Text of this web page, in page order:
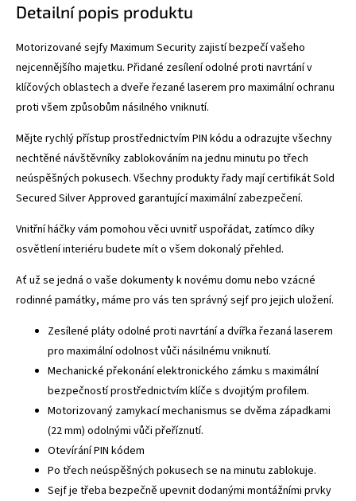
Detailní popis produktu
Motorizované sejfy Maximum Security zajistí bezpečí vašeho
nejcennějšího majetku. Přidané zesílení odolné proti navrtání v
klíčových oblastech a dveře řezané laserem pro maximální ochranu
proti všem způsobům násilného vniknutí.
Mějte rychlý přístup prostřednictvím PIN kódu a odrazujte všechny
nechtěné návštěvníky zablokováním na jednu minutu po třech
neúspěšných pokusech. Všechny produkty řady mají certifikát Sold
Secured Silver Approved garantující maximální zabezpečení.
Vnitřní háčky vám pomohou věci uvnitř uspořádat, zatímco díky
osvětlení interiéru budete mít o všem dokonalý přehled.
Ať už se jedná o vaše dokumenty k novému domu nebo vzácné
rodinné památky, máme pro vás ten správný sejf pro jejich uložení.
Zesílené pláty odolné proti navrtání a dvířka řezaná laserem
pro maximální odolnost vůči násilnému vniknutí.
Mechanické překonání elektronického zámku s maximální
bezpečností prostřednictvím klíče s dvojitým profilem.
Motorizovaný zamykací mechanismus se dvěma západkami
(22 mm) odolnými vůči přeříznutí.
Otevírání PIN kódem
Po třech neúspěšných pokusech se na minutu zablokuje.
Sejf je třeba bezpečně upevnit dodanými montážními prvky